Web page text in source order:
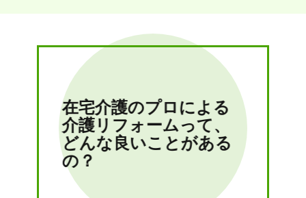
在宅介護のプロによる
介護リフォームって、
どんな良いことがある
の？